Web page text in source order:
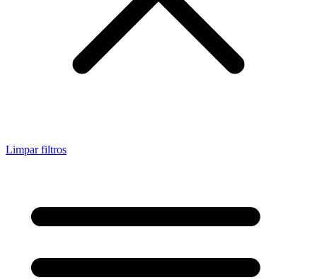
Limpar filtros